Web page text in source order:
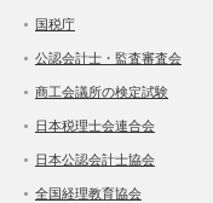
国税庁
公認会計士・監査審査会
商工会議所の検定試験
日本税理士会連合会
日本公認会計士協会
全国経理教育協会